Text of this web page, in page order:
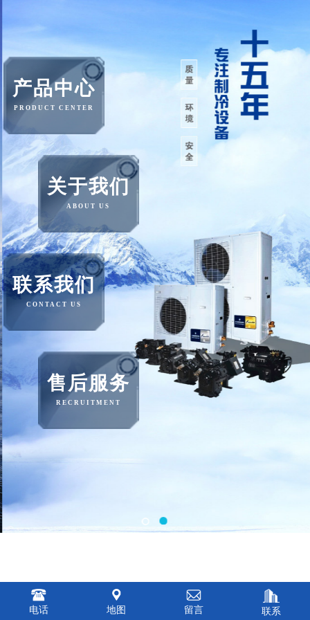
产品中心
PRODUCT CENTER
关于我们
ABOUT US
联系我们
CONTACT US
售后服务
RECRUITMENT
电话 地图 留言 联系